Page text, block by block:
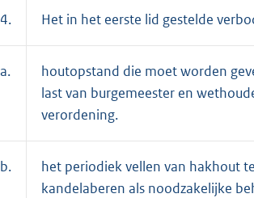
4. Het in het eerste lid gestelde
a.
houtopstand die moet worden
last van burgemeester en
verordening.
b.
het periodiek vellen van hakhout
kandelaberen als noodzakelijke